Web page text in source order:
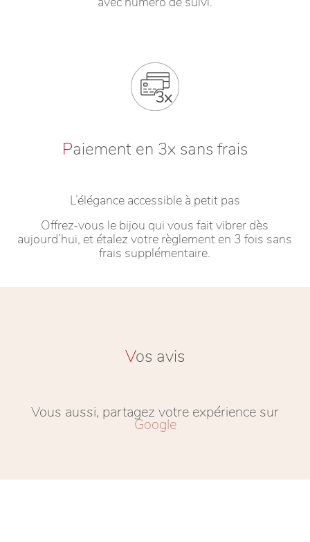
Paiement en 3x sans frais
L’élégance accessible à petit pas
Offrez-vous le bijou qui vous fait vibrer dès
aujourd’hui, et étalez votre règlement en 3 fois sans
frais supplémentaire.
Vos avis
Vous aussi, partagez votre expérience sur
Google